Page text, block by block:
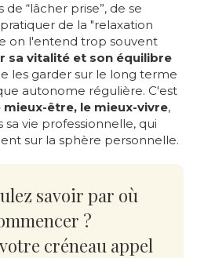
de “lâcher prise”, de se
de la "relaxation
on l'entend trop souvent
sa vitalité et son équilibre
les garder sur le long terme
autonome régulière. C'est
mieux-être, le mieux-vivre,
sa vie professionnelle, qui
sur la sphère personnelle.
savoir par où
?
créneau appel